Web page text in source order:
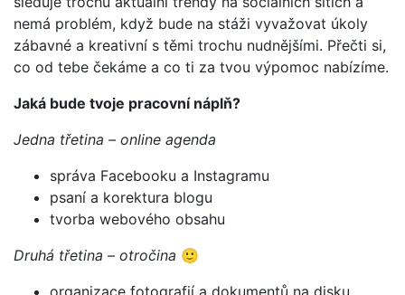
nemá problém, když bude na stáži vyvažovat úkoly
zábavné a kreativní s těmi trochu nudnějšími. Přečti si,
co od tebe čekáme a co ti za tvou výpomoc nabízíme.
Jaká bude tvoje pracovní náplň?
Jedna třetina – online agenda
správa Facebooku a Instagramu
psaní a korektura blogu
tvorba webového obsahu
Druhá třetina – otročina 🙂